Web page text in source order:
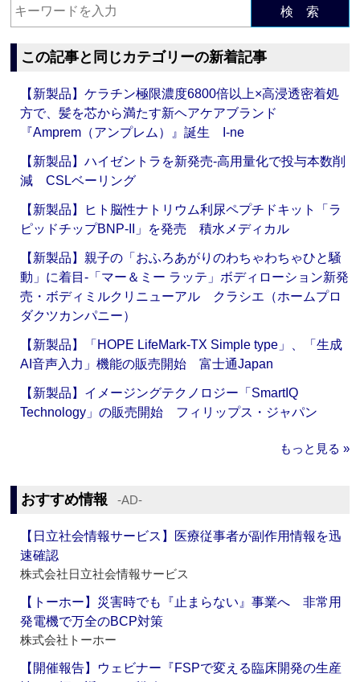
検 索
この記事と同じカテゴリーの新着記事
【新製品】ケラチン極限濃度6800倍以上×高浸透密着処
方で、髪を芯から満たす新ヘアケアブランド
『Amprem（アンプレム）』誕生 I-ne
【新製品】ハイゼントラを新発売‐高用量化で投与本数削
減 CSLベーリング
【新製品】ヒト脳性ナトリウム利尿ペプチドキット「ラ
ピッドチップBNP-II」を発売 積水メディカル
【新製品】親子の「おふろあがりのわちゃわちゃひと騒
動」に着目‐「マー＆ミー ラッテ」ボディローション新発
売・ボディミルクリニューアル クラシエ（ホームプロ
ダクツカンパニー）
【新製品】「HOPE LifeMark-TX Simple type」、「生成
AI音声入力」機能の販売開始 富士通Japan
【新製品】イメージングテクノロジー「SmartIQ
Technology」の販売開始 フィリップス・ジャパン
もっと見る »
おすすめ情報 ‐AD‐
【日立社会情報サービス】医療従事者が副作用情報を迅
速確認
株式会社日立社会情報サービス
【トーホー】災害時でも『止まらない』事業へ 非常用
発電機で万全のBCP対策
株式会社トーホー
【開催報告】ウェビナー『FSPで変える臨床開発の生産